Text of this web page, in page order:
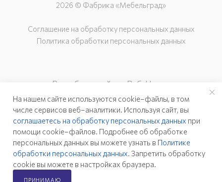
2026 © Фабрика «Мебельград»
Соглашение на обработку персональных данных
Политика обработки персональных данных
Разработка сайта – Веб-Центр
На нашем сайте используются cookie–файлы, в том
числе сервисов веб–аналитики. Используя сайт, вы
соглашаетесь на обработку персональных данных при
помощи cookie–файлов. Подробнее об обработке
персональных данных вы можете узнать в Политике
обработки персональных данных. Запретить обработку
cookie вы можете в настройках браузера.
ПРИНИМАЮ